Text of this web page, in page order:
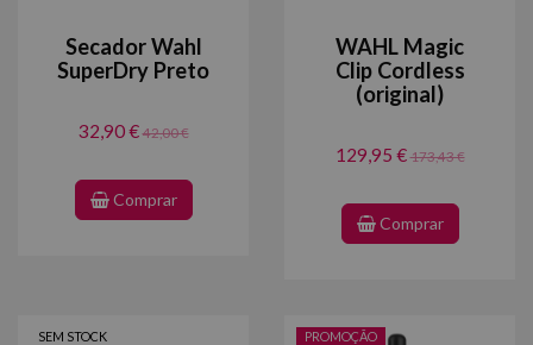
Secador Wahl
SuperDry Preto
32,90 €42,00 €
Comprar
WAHL Magic
Clip Cordless
(original)
129,95 €173,43 €
Comprar
SEM STOCK PROMOÇÃO